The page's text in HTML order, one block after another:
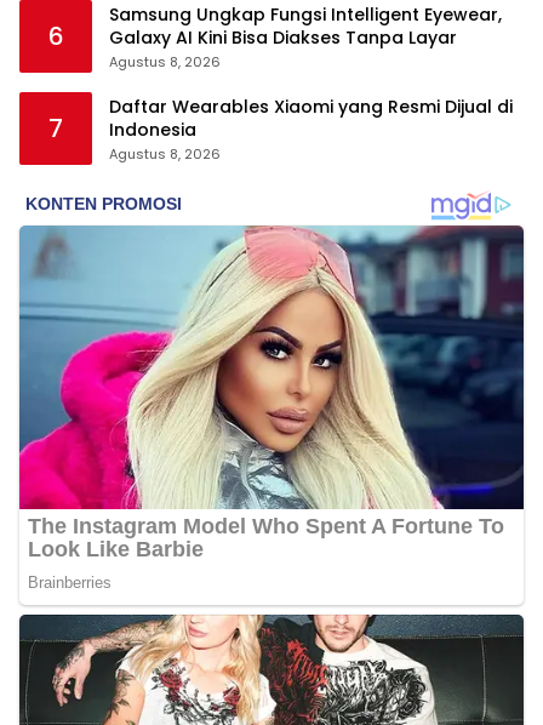
6
Samsung Ungkap Fungsi Intelligent Eyewear,
Galaxy AI Kini Bisa Diakses Tanpa Layar
Agustus 8, 2026
7
Daftar Wearables Xiaomi yang Resmi Dijual di
Indonesia
Agustus 8, 2026